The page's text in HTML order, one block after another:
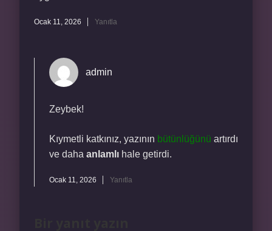
Ocak 11, 2026 Yanıtla
admin
Zeybek!
Kıymetli katkınız, yazının bütünlüğünü artırdı
ve daha anlamlı hale getirdi.
Ocak 11, 2026 Yanıtla